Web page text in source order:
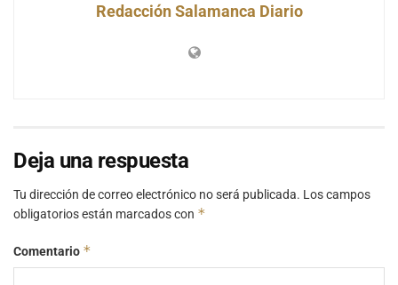
Redacción Salamanca Diario
Deja una respuesta
Tu dirección de correo electrónico no será publicada. Los campos
obligatorios están marcados con *
Comentario *